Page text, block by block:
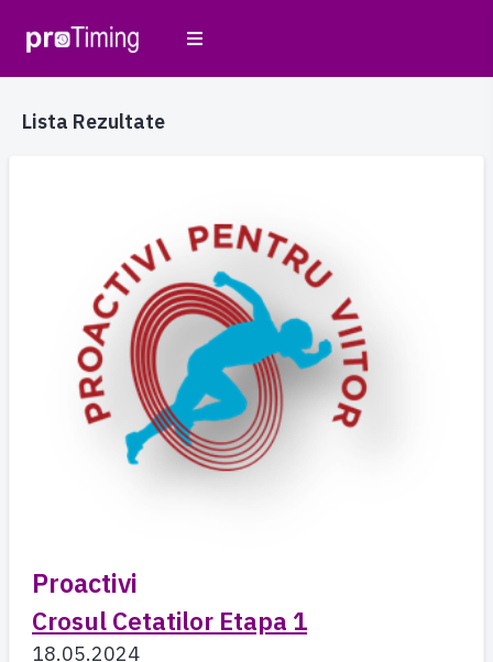
Lista Rezultate
Proactivi
Crosul Cetatilor Etapa 1
18.05.2024